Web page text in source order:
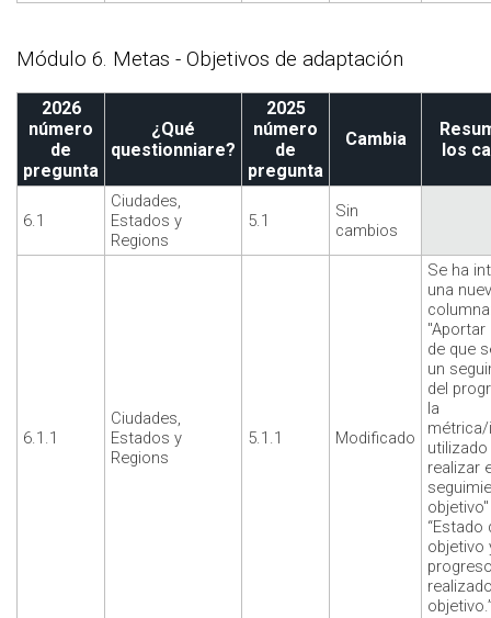
Módulo 6. Metas - Objetivos de adaptación
2026
número
de
pregunta
¿Qué
questionniare?
2025
número
de
pregunta
Cambia
los
6.1
Ciudades,
Estados y
Regions
5.1
Sin
cambios
6.1.1
Ciudades,
Estados y
Regions
5.1.1 Modificado
Se ha
una
"Aportar
de que
un
del
la
utilizado
realizar
“Estado
objetivo